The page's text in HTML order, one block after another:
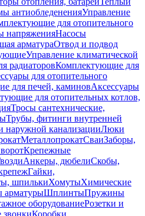
антиобледененияУправление
для отопительного
напряженияНасосы
арматураОтвод и подвод
Управление климатической
радиаторовКомплектующие для
для отопительного
для печей, каминовАксессуары
для отопительных котлов,
Тросы сантехнические,
Трубы, фитинги внутренней
наружной канализацииЛюки
МеталлопрокатСваиЗаборы,
Крепежные
Анкеры, дюбелиСкобы,
Гайки,
шпилькиХомутыХимические
арматурыШплинтыПружины
оборудованиеРозетки и
звонкиКоробки